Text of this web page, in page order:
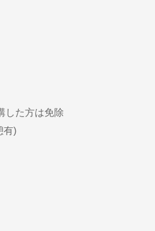
た方は免除
有)